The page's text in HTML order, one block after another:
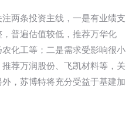
两条投资主线，一是有业绩支
普遍估值较低，推荐万华化
化工等；二是需求受影响很小
荐万润股份、飞凯材料等，关
，苏博特将充分受益于基建加